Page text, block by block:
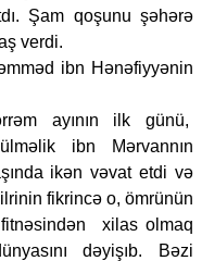
Şam qoşunu şəhərə
verdi.
ibn Hənəfiyyənin
ayının ilk günü,
ibn Mərvannın
ikən vəvat etdi və
fikrincə o, ömrünün
xilas olmaq
dəyişıb. Bəzi